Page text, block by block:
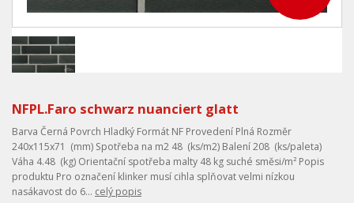
NFPL.Faro schwarz nuanciert glatt
Barva Černá Povrch Hladký Formát NF Provedení Plná Rozměr
240x115x71 (mm) Spotřeba na m2 48 (ks/m2) Balení 208 (ks/paleta)
Váha 4.48 (kg) Orientační spotřeba malty 48 kg suché směsi/m² Popis
produktu Pro označení klinker musí cihla splňovat velmi nízkou
nasákavost do 6... celý popis